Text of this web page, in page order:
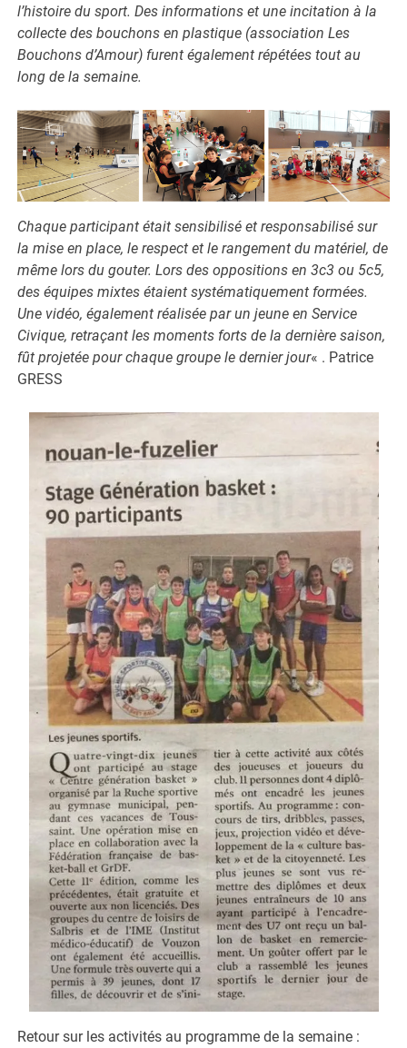
l’histoire du sport. Des informations et une incitation à la
collecte des bouchons en plastique (association Les
Bouchons d’Amour) furent également répétées tout au
long de la semaine.
Chaque participant était sensibilisé et responsabilisé sur
la mise en place, le respect et le rangement du matériel, de
même lors du gouter. Lors des oppositions en 3c3 ou 5c5,
des équipes mixtes étaient systématiquement formées.
Une vidéo, également réalisée par un jeune en Service
Civique, retraçant les moments forts de la dernière saison,
fût projetée pour chaque groupe le dernier jour« . Patrice
GRESS
Retour sur les activités au programme de la semaine :